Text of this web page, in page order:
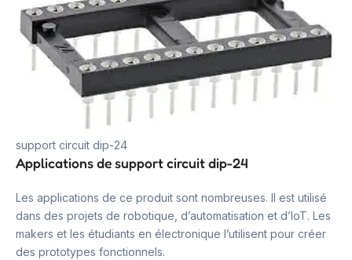
support circuit dip-24
Applications de support circuit dip-24
Les applications de ce produit sont nombreuses. Il est utilisé
dans des projets de robotique, d’automatisation et d’IoT. Les
makers et les étudiants en électronique l’utilisent pour créer
des prototypes fonctionnels.